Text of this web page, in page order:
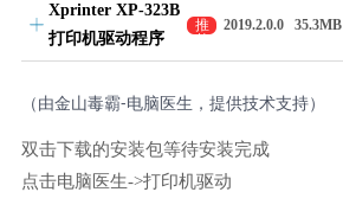
Xprinter XP-323B
打印机驱动程序
推
荐
2019.2.0.0 35.3MB
（由金山毒霸-电脑医生，提供技术支持）
双击下载的安装包等待安装完成
点击电脑医生->打印机驱动